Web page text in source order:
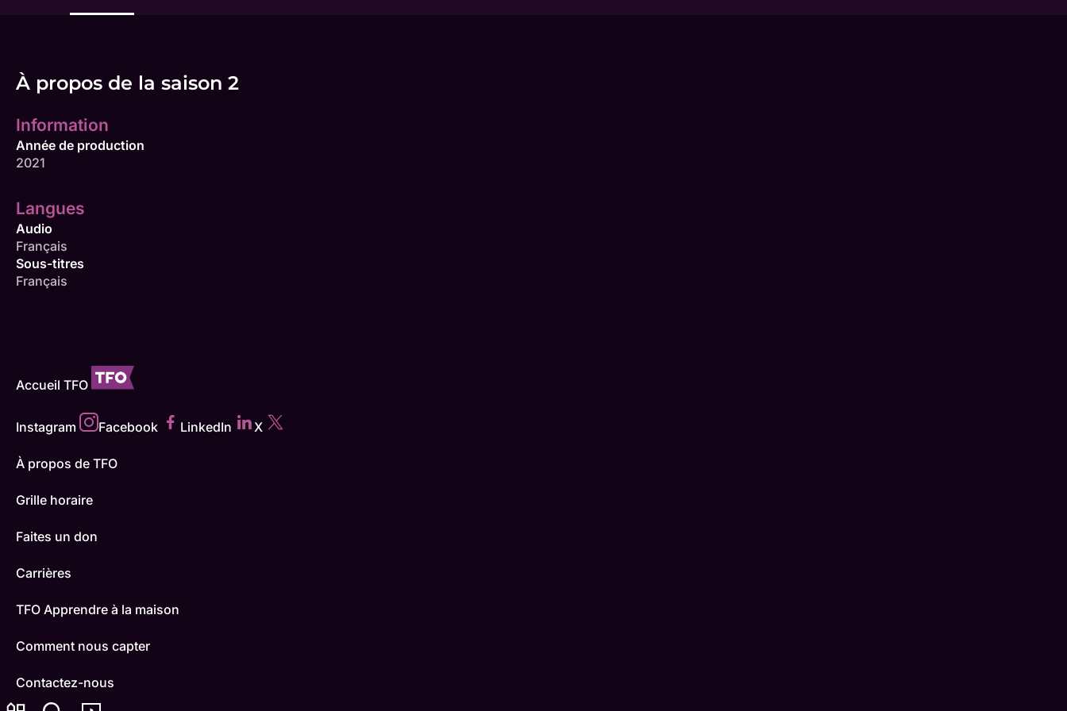
À propos de la saison 2
Information
Année de production
2021
Langues
Audio
Français
Sous-titres
Français
Accueil TFO
Instagram Facebook LinkedIn X
À propos de TFO
Grille horaire
Faites un don
Carrières
TFO Apprendre à la maison
Comment nous capter
Contactez-nous